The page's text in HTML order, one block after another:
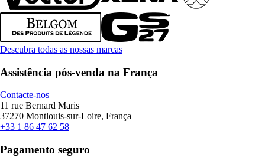
Descubra todas as nossas marcas
Assistência pós-venda na França
Contacte-nos
11 rue Bernard Maris
37270 Montlouis-sur-Loire, França
+33 1 86 47 62 58
Pagamento seguro